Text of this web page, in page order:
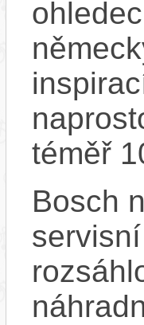
téměř
Bosch